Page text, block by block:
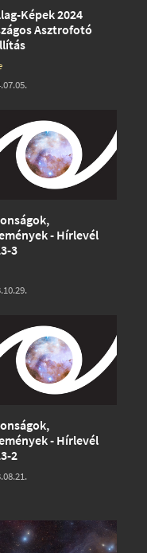
Képek 2024
Asztrofotó
- Hírlevél
3
- Hírlevél
2